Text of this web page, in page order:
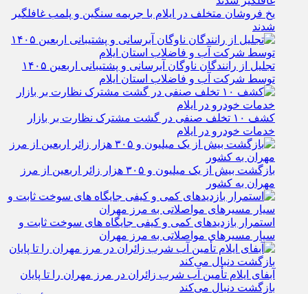
یخ‌ فروشان متخلف در ایلام با جریمه سنگین و پلمب غافلگیر
شدند
تجلیل از رانندگان ناوگان آبرسانی و پشتیبانی اربعین ۱۴۰۵
توسط شرکت آب و فاضلاب استان ایلام
کشف ۱۰ تخلف صنفی در گشت مشترک نظارت بر بازار
خدمات خودرو در ایلام
بازگشت بیش از یک میلیون و ۳۰۵ هزار زائر اربعین از مرز
مهران به کشور
استمرار بازدیدهای کمی و کیفی جایگاه‌ های سوخت ثابت و
سیار مسیرهای مواصلاتی به مرز مهران
آبفای ایلام تأمین آب شرب زائران در مرز مهران را تا پایان
بازگشت دنبال می‌کند